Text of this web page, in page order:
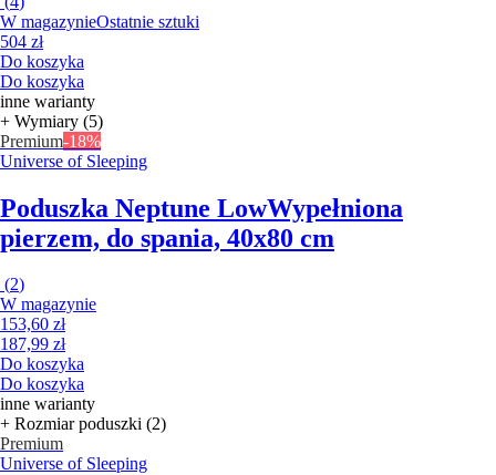
W magazynieOstatnie sztuki
504 zł
Do koszyka
Do koszyka
inne warianty
+ Wymiary (5)
Premium-18%
Universe of Sleeping
Poduszka Neptune LowWypełniona
pierzem, do spania, 40x80 cm
(2)
W magazynie
153,60 zł
187,99 zł
Do koszyka
Do koszyka
inne warianty
+ Rozmiar poduszki (2)
Premium
Universe of Sleeping